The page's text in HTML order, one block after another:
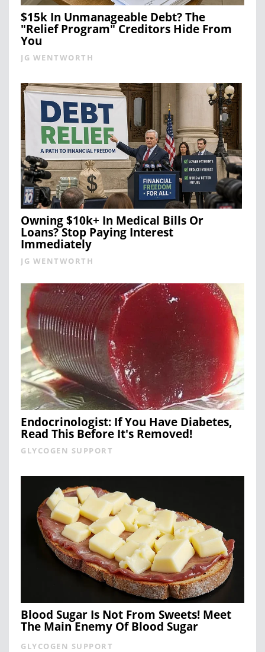
$15k In Unmanageable Debt? The
"Relief Program" Creditors Hide From
You
JG WENTWORTH
Owning $10k+ In Medical Bills Or
Loans? Stop Paying Interest
Immediately
JG WENTWORTH
Endocrinologist: If You Have Diabetes,
Read This Before It's Removed!
GLYCOGEN SUPPORT
Blood Sugar Is Not From Sweets! Meet
The Main Enemy Of Blood Sugar
GLYCOGEN SUPPORT